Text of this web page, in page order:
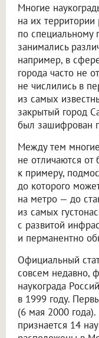
Многие
на их
по специальному
занимались
например, в
города часто не
не числились в
из самых
закрытый город
был зашифрован
Между тем
не отличаются от
к примеру,
до которого
на метро — до
из самых
с развитой
и перманентно
Официальный
совсем недавно,
наукограда
в 1999 году.
(6 мая 2000
признается 14